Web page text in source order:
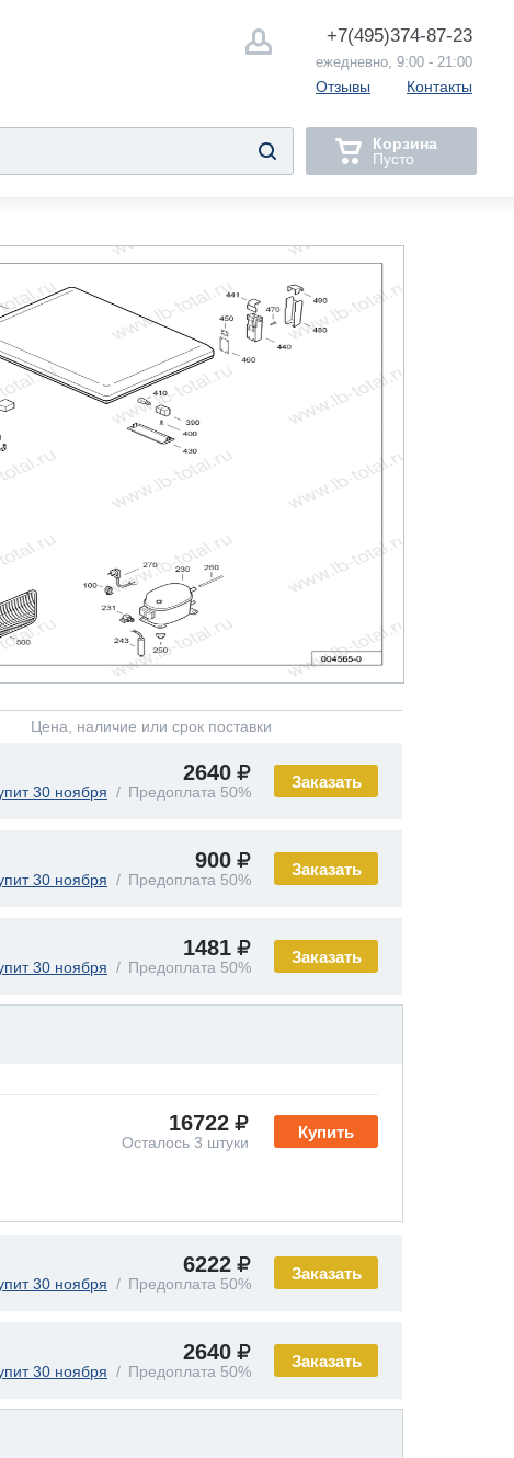
+7(495)374-87-23
ежедневно, 9:00 - 21:00
Отзывы Контакты
Корзина
Пусто
Цена, наличие или срок поставки
Заказать
2640
30 ноября Предоплата 50%
Заказать
900
30 ноября Предоплата 50%
Заказать
1481
30 ноября Предоплата 50%
Купить
16722
Осталось 3 штуки
Заказать
6222
30 ноября Предоплата 50%
Заказать
2640
30 ноября Предоплата 50%